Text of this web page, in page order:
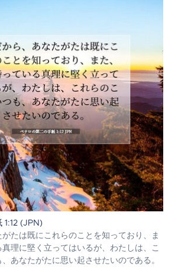
1:12 (JPN)
たは既にこれらのことを知っており、ま
理に堅く立ってはいるが、わたしは、こ
あなたがたに思い起させたいのである。